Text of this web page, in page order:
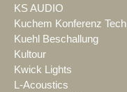
KS AUDIO
Kuchem Konferenz
Kuehl Beschallung
Kultour
Kwick Lights
L-Acoustics